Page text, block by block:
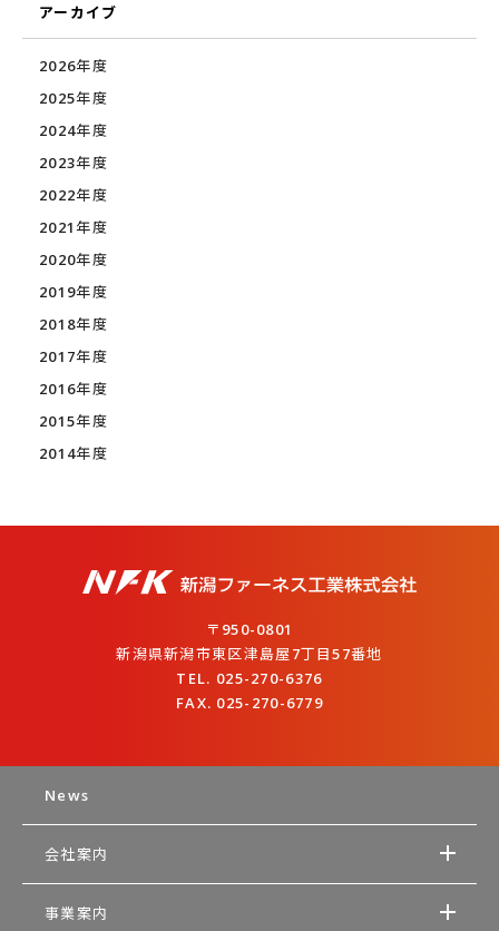
アーカイブ
2026年度
2025年度
2024年度
2023年度
2022年度
2021年度
2020年度
2019年度
2018年度
2017年度
2016年度
2015年度
2014年度
〒950-0801
新潟県新潟市東区津島屋7丁目57番地
TEL. 025-270-6376
FAX. 025-270-6779
News
会社案内
事業案内